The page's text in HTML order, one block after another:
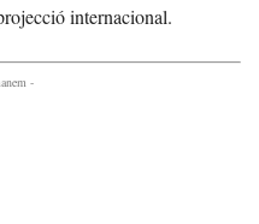
internacional.
-